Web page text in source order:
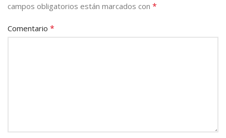
campos obligatorios están marcados con *
Comentario *